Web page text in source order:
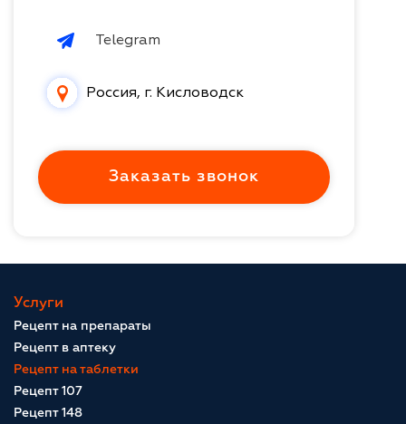
Telegram
Россия, г. Кисловодск
Заказать звонок
Услуги
Рецепт на препараты
Рецепт в аптеку
Рецепт на таблетки
Рецепт 107
Рецепт 148